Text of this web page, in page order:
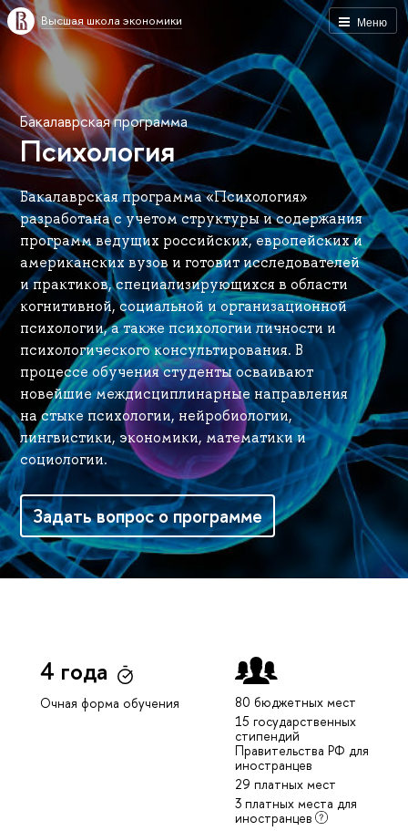
Меню
Высшая школа экономики
Бакалаврская программа
Психология
Бакалаврская программа «Психология»
разработана с учетом структуры и содержания
программ ведущих российских, европейских и
американских вузов и готовит исследователей
и практиков, специализирующихся в области
когнитивной, социальной и организационной
психологии, а также психологии личности и
психологического консультирования. В
процессе обучения студенты осваивают
новейшие междисциплинарные направления
на стыке психологии, нейробиологии,
лингвистики, экономики, математики и
социологии.
Задать вопрос о программе
4 года
Очная форма обучения
80 бюджетных мест
15 государственных
стипендий
Правительства РФ для
иностранцев
29 платных мест
3 платных места для
иностранцев